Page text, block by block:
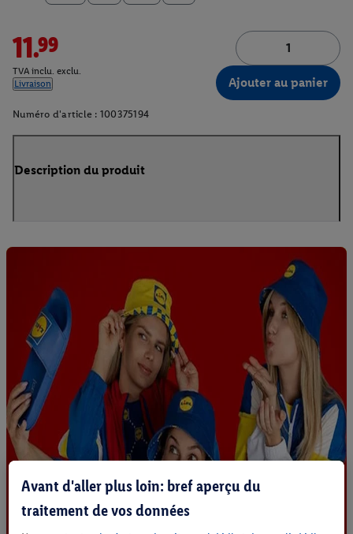
11.99
TVA inclu. exclu.
Livraison
Ajouter au panier
Numéro d'article : 100375194
Description du produit
Avant d'aller plus loin: bref aperçu du
traitement de vos données